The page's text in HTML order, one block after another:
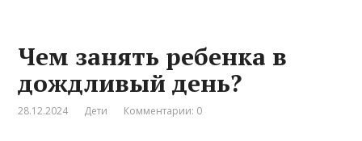
Чем занять ребенка в
дождливый день?
28.12.2024 Дети Комментарии: 0